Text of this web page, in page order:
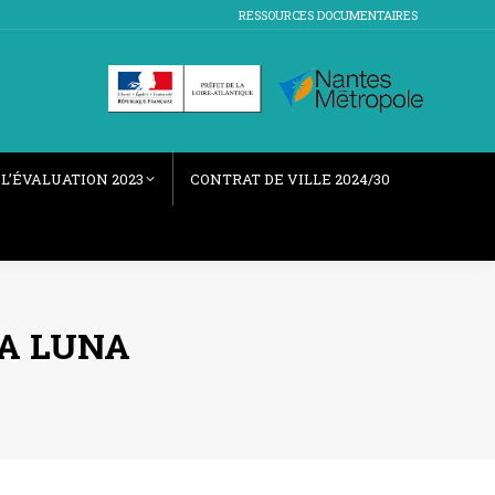
RESSOURCES DOCUMENTAIRES
L’ÉVALUATION 2023 CONTRAT DE VILLE 2024/30
LUNA